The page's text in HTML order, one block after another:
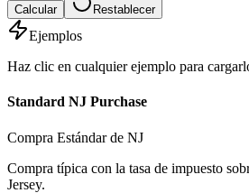
Calcular Restablecer
Ejemplos
Haz clic en cualquier ejemplo para
Standard NJ Purchase
Compra Estándar de NJ
Compra típica con la tasa de impuesto
Jersey.